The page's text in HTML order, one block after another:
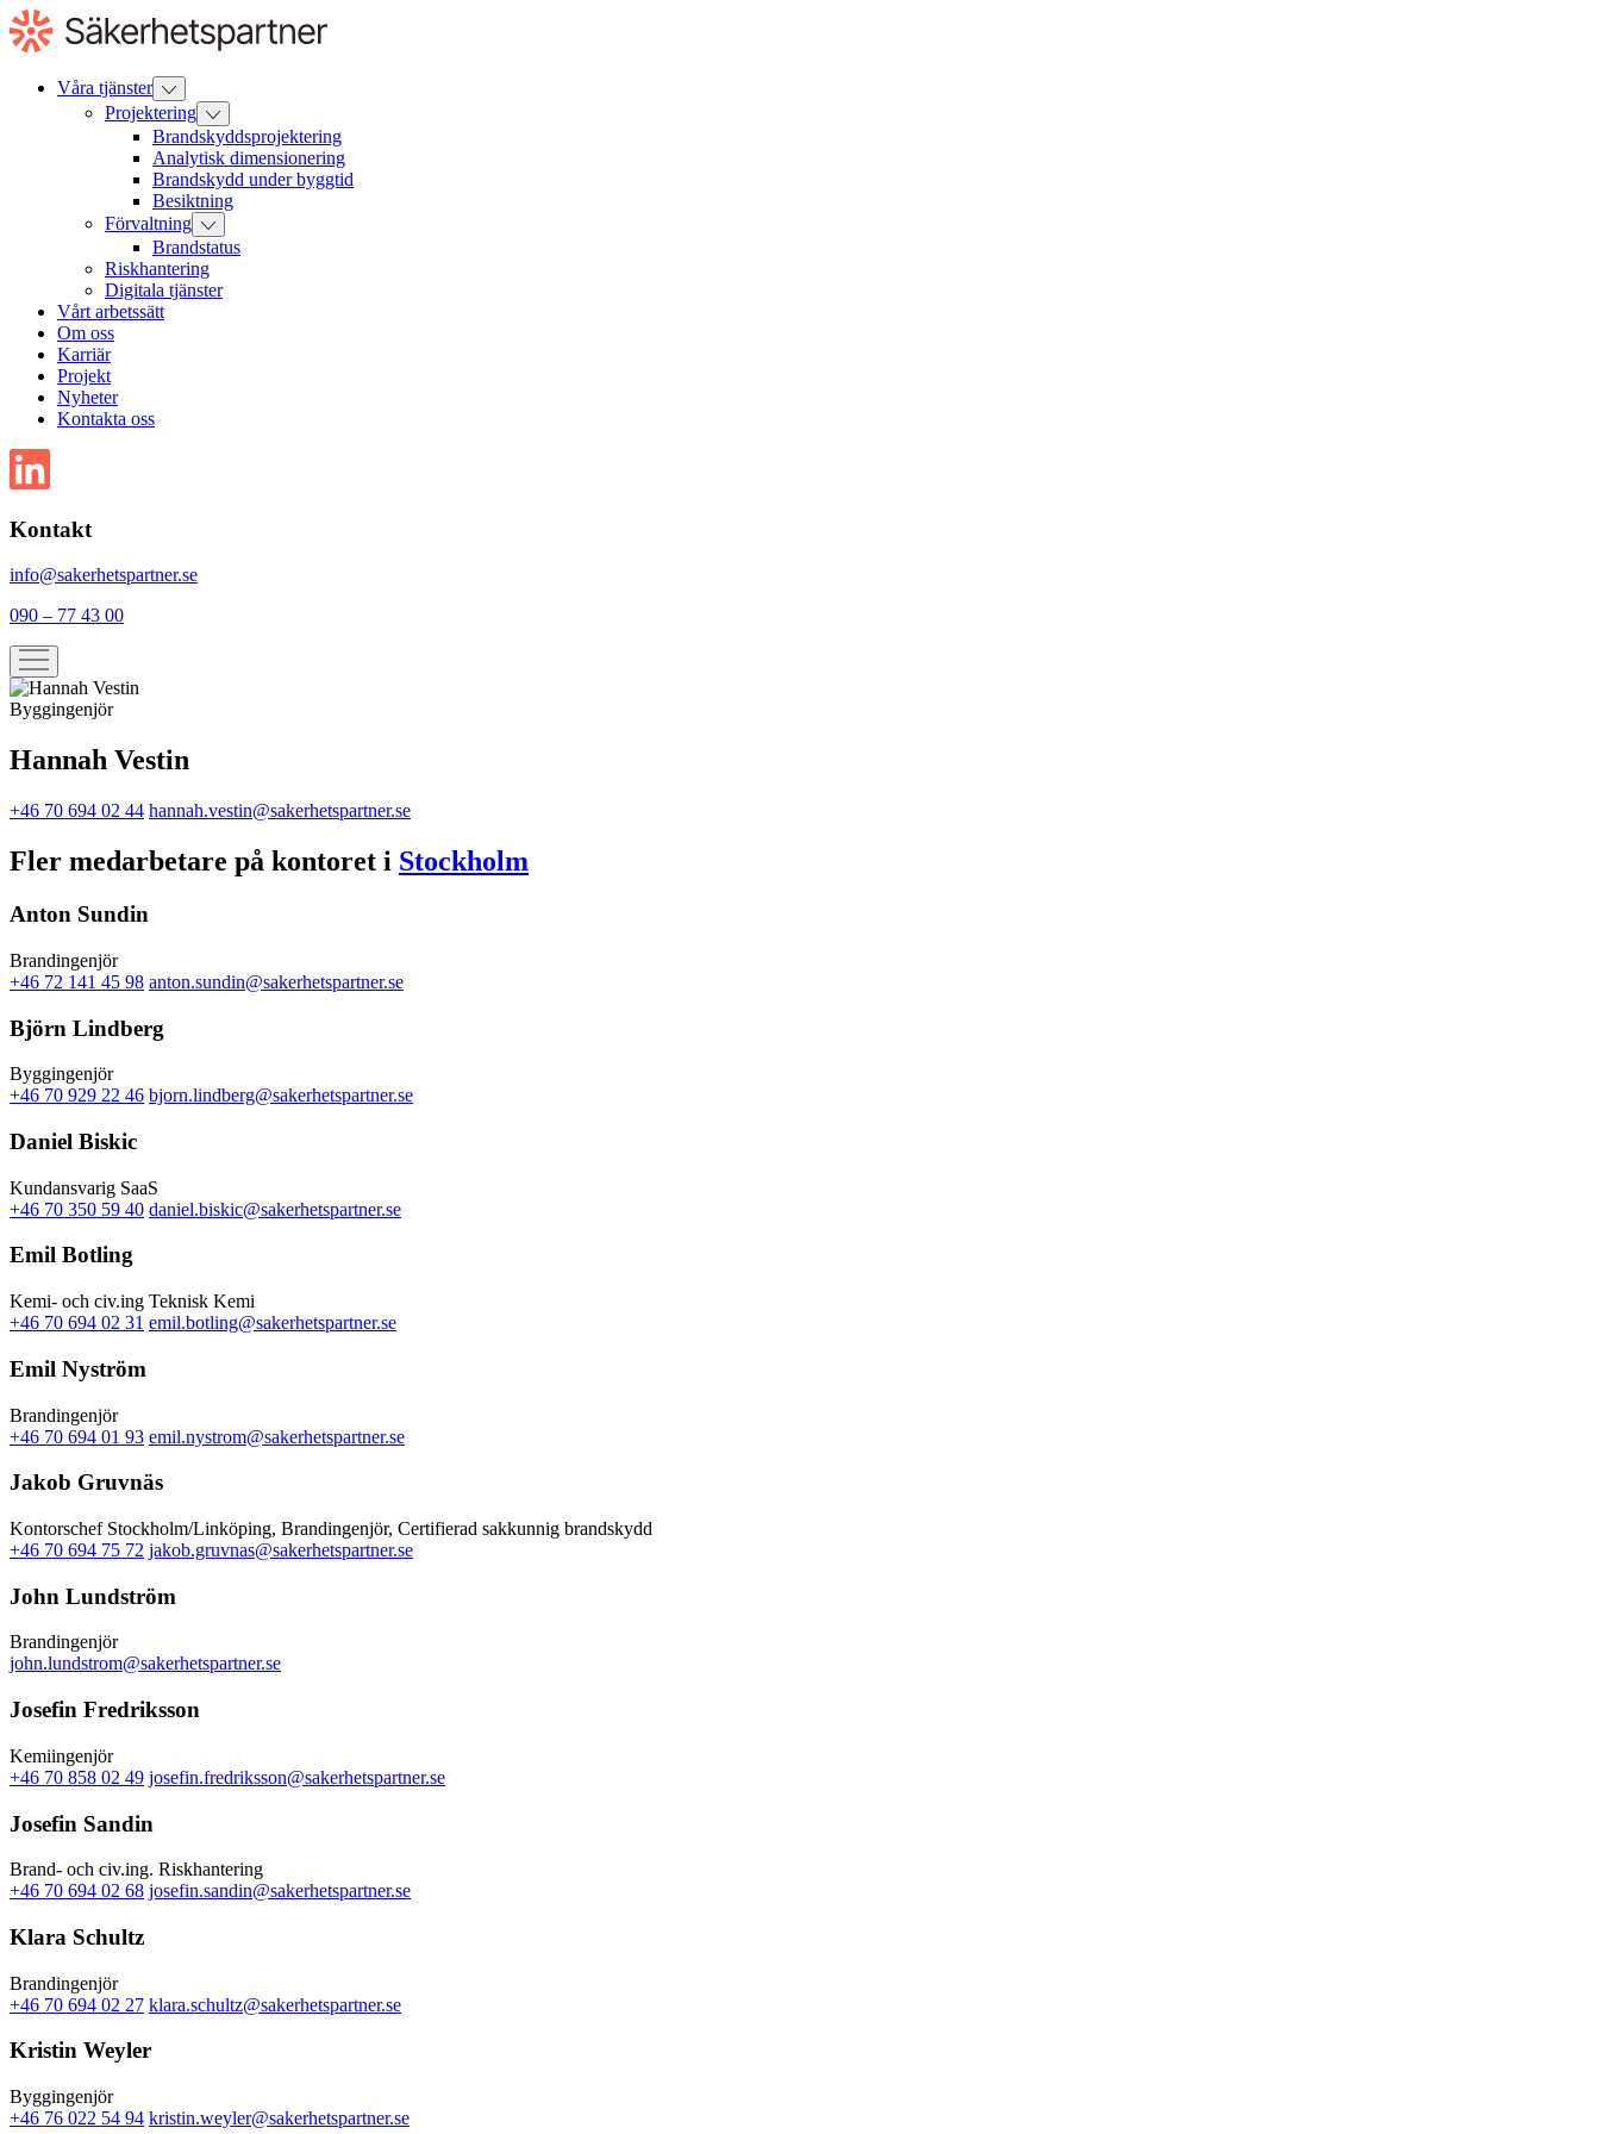
Till
innehåll
Våra tjänster
Projektering
Brandskyddsprojektering
Analytisk dimensionering
Brandskydd under byggtid
Besiktning
Förvaltning
Brandstatus
Riskhantering
Digitala tjänster
Vårt arbetssätt
Om oss
Karriär
Projekt
Nyheter
Kontakta oss
Kontakt
info@sakerhetspartner.se
090 – 77 43 00
Byggingenjör
Hannah Vestin
+46 70 694 02 44 hannah.vestin@sakerhetspartner.se
Fler medarbetare på kontoret i Stockholm
Anton Sundin
Brandingenjör
+46 72 141 45 98 anton.sundin@sakerhetspartner.se
Björn Lindberg
Byggingenjör
+46 70 929 22 46 bjorn.lindberg@sakerhetspartner.se
Daniel Biskic
Kundansvarig SaaS
+46 70 350 59 40 daniel.biskic@sakerhetspartner.se
Emil Botling
Kemi- och civ.ing Teknisk Kemi
+46 70 694 02 31 emil.botling@sakerhetspartner.se
Emil Nyström
Brandingenjör
+46 70 694 01 93 emil.nystrom@sakerhetspartner.se
Jakob Gruvnäs
Kontorschef Stockholm/Linköping, Brandingenjör, Certifierad sakkunnig brandskydd
+46 70 694 75 72 jakob.gruvnas@sakerhetspartner.se
John Lundström
Brandingenjör
john.lundstrom@sakerhetspartner.se
Josefin Fredriksson
Kemiingenjör
+46 70 858 02 49 josefin.fredriksson@sakerhetspartner.se
Josefin Sandin
Brand- och civ.ing. Riskhantering
+46 70 694 02 68 josefin.sandin@sakerhetspartner.se
Klara Schultz
Brandingenjör
+46 70 694 02 27 klara.schultz@sakerhetspartner.se
Kristin Weyler
Byggingenjör
+46 76 022 54 94 kristin.weyler@sakerhetspartner.se